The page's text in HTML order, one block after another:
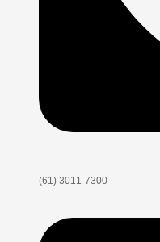
(61) 3011-7300